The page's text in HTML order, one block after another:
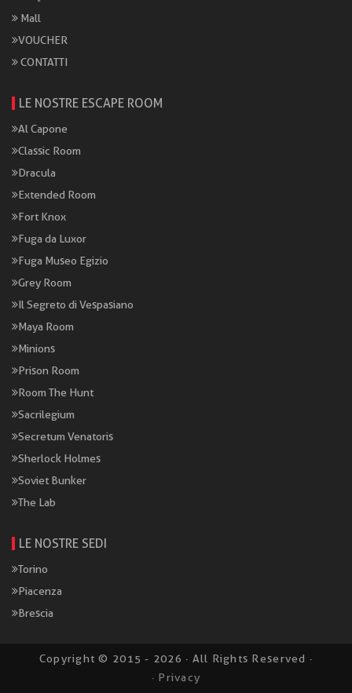
Mall
VOUCHER
CONTATTI
LE NOSTRE ESCAPE ROOM
Al Capone
Classic Room
Dracula
Extended Room
Fort Knox
Fuga da Luxor
Fuga Museo Egizio
Grey Room
Il Segreto di Vespasiano
Maya Room
Minions
Prison Room
Room The Hunt
Sacrilegium
Secretum Venatoris
Sherlock Holmes
Soviet Bunker
The Lab
LE NOSTRE SEDI
Torino
Piacenza
Brescia
Copyright © 2015 - 2026 · All Rights Reserved ·
· Privacy